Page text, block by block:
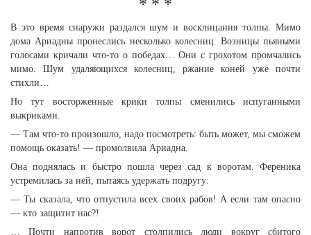
* * *
В это время снаружи раздался шум и восклицания толпы. Мимо
дома Ариадны пронеслись несколько колесниц. Возницы пьяными
голосами кричали что-то о победах… Они с грохотом промчались
мимо. Шум удаляющихся колесниц, ржание коней уже почти
стихли…
Но тут восторженные крики толпы сменились испуганными
выкриками.
— Там что-то произошло, надо посмотреть: быть может, мы сможем
помощь оказать! — промолвила Ариадна.
Она поднялась и быстро пошла через сад к воротам. Ференика
устремилась за ней, пытаясь удержать подругу:
— Ты сказала, что отпустила всех своих рабов! А если там опасно
— кто защитит нас?!
… Почти напротив ворот столпились люди вокруг сбитого